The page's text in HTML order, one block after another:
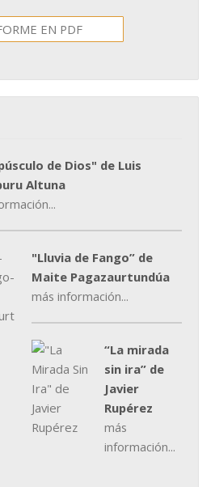
EN PDF
de Dios" de Luis
Altuna
"Lluvia de Fango” de
Maite Pagazaurtundúa
más información...
“La mirada
sin ira” de
Javier
Rupérez
más
información...